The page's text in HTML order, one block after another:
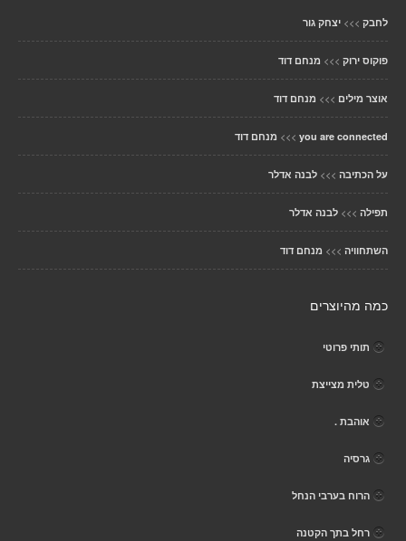
לחבק >>> יצחק גור
פוקוס ירוק >>> מנחם דוד
אוצר מילים >>> מנחם דוד
you are connected
>>> מנחם דוד
על הכתיבה >>> לבנה אדלר
תפילה >>> לבנה אדלר
השתחוויה >>> מנחם דוד
כמה מהיוצרים
תותי פרוטי
טלית מצייצת
אוהבת .
גרסיה
הרוח בערבי הנחל
רחל בתך הקטנה